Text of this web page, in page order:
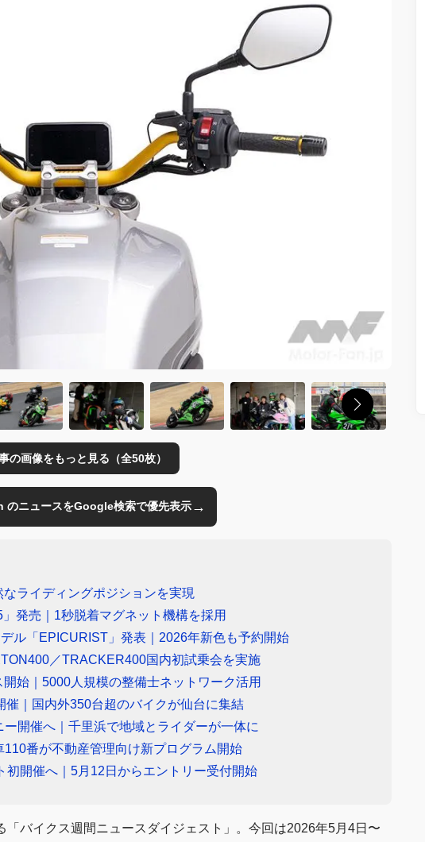
の画像をもっと見る（全50枚）
のニュースをGoogle検索で優先表示→
ライディングポジションを実現
発売｜1秒脱着マグネット機構を採用
ル「EPICURIST」発表｜2026年新色も予約開始
／TRACKER400国内初試乗会を実施
始｜5000人規模の整備士ネットワーク活用
｜国内外350台超のバイクが仙台に集結
開催へ｜千里浜で地域とライダーが一体に
番が不動産管理向け新プログラム開始
初開催へ｜5月12日からエントリー受付開始
バイクス週間ニュースダイジェスト」。今回は2026年5月4日〜